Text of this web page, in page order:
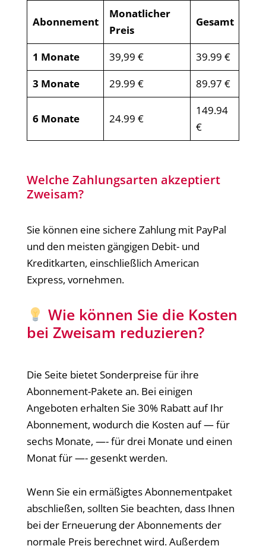
Abonnement
Monatlicher
Preis
Gesamt
1 Monate 39,99 €
39.99 €
3 Monate
29.99 € 89.97 €
6 Monate 24.99 €
149.94
€
Welche Zahlungsarten akzeptiert
Zweisam?
Sie können eine sichere Zahlung mit PayPal
und den meisten gängigen Debit- und
Kreditkarten, einschließlich American
Express, vornehmen.
Wie können Sie die Kosten
bei Zweisam reduzieren?
Die Seite bietet Sonderpreise für ihre
Abonnement-Pakete an. Bei einigen
Angeboten erhalten Sie 30% Rabatt auf Ihr
Abonnement, wodurch die Kosten auf — für
sechs Monate, —- für drei Monate und einen
Monat für —- gesenkt werden.
Wenn Sie ein ermäßigtes Abonnementpaket
abschließen, sollten Sie beachten, dass Ihnen
bei der Erneuerung der Abonnements der
normale Preis berechnet wird. Außerdem